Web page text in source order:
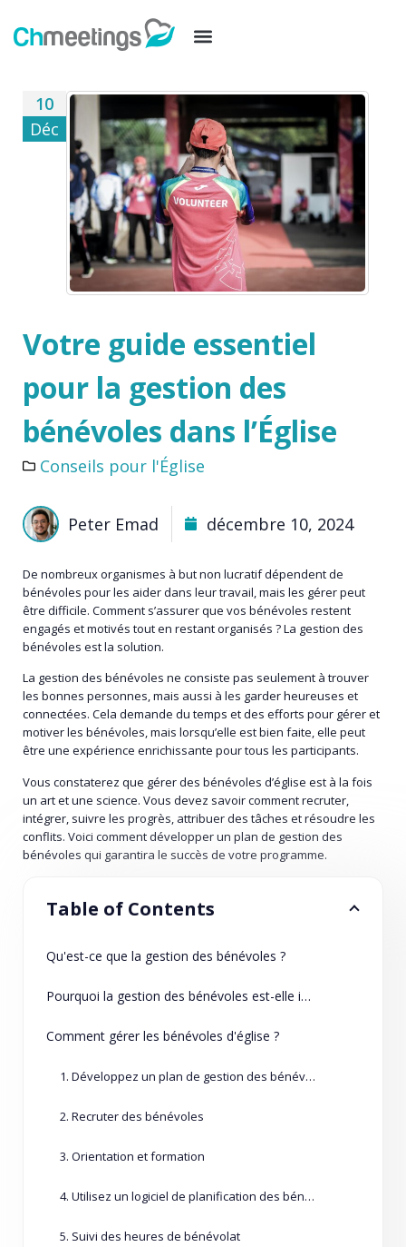
10
Déc
Votre guide essentiel
pour la gestion des
bénévoles dans l’Église
Conseils pour l'Église
Peter Emad décembre 10, 2024
De nombreux organismes à but non lucratif dépendent de
bénévoles pour les aider dans leur travail, mais les gérer peut
être difficile. Comment s’assurer que vos bénévoles restent
engagés et motivés tout en restant organisés ? La gestion des
bénévoles est la solution.
La gestion des bénévoles ne consiste pas seulement à trouver
les bonnes personnes, mais aussi à les garder heureuses et
connectées. Cela demande du temps et des efforts pour gérer et
motiver les bénévoles, mais lorsqu’elle est bien faite, elle peut
être une expérience enrichissante pour tous les participants.
Vous constaterez que gérer des bénévoles d’église est à la fois
un art et une science. Vous devez savoir comment recruter,
intégrer, suivre les progrès, attribuer des tâches et résoudre les
conflits. Voici comment développer un plan de gestion des
bénévoles qui garantira le succès de votre programme.
Table of Contents
Qu'est-ce que la gestion des bénévoles ?
Pourquoi la gestion des bénévoles est-elle importante ?
Comment gérer les bénévoles d'église ?
1. Développez un plan de gestion des bénévoles
2. Recruter des bénévoles
3. Orientation et formation
4. Utilisez un logiciel de planification des bénévoles pour l'église
5. Suivi des heures de bénévolat